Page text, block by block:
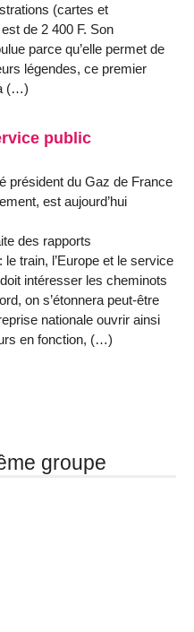
(cartes et
de 2 400 F. Son
parce qu’elle permet de
légendes, ce premier
(…)
public
président du Gaz de France
est aujourd’hui
des rapports
train, l’Europe et le service
intéresser les cheminots
on s’étonnera peut-être
nationale ouvrir ainsi
en fonction, (…)
groupe